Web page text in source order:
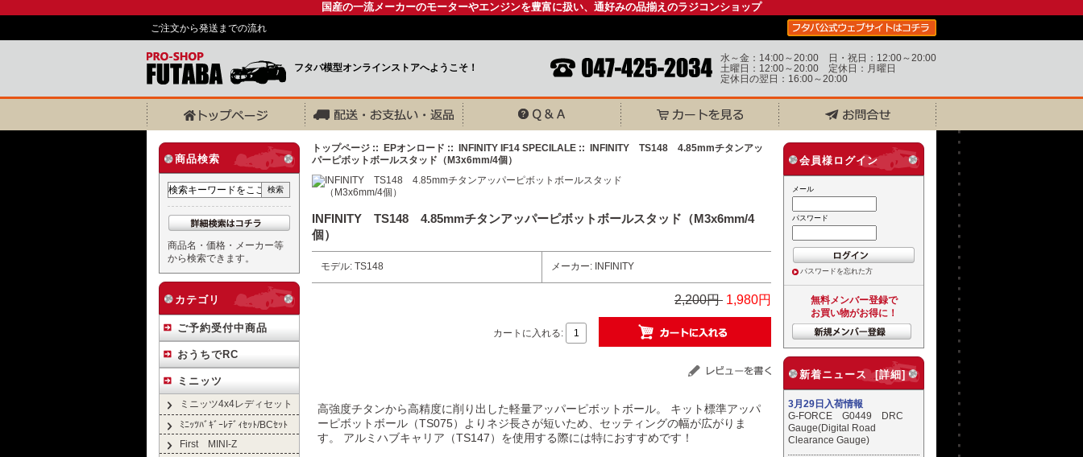
国産の一流メーカーのモーターやエンジンを豊富に扱い、通好みの品揃えのラジコンショップ
ご注文から発送までの流れ
フタバ模型オンラインストアへようこそ！
水～金：14:00～20:00 日・祝日：12:00～20:00
土曜日：12:00～20:00 定休日：月曜日
定休日の翌日：16:00～20:00
商品検索
商品名・価格・メーカー等
から検索できます。
カテゴリ
ご予約受付中商品
おうちでRC
ミニッツ
ミニッツ4x4レディセット
ﾐﾆｯﾂﾊﾞｷﾞｰﾚﾃﾞｨｾｯﾄ/BCｾｯﾄ
First MINI-Z
トップページ :: EPオンロード :: INFINITY IF14 SPECILALE :: INFINITY TS148 4.85mmチタンアッ
パーピボットボールスタッド（M3x6mm/4個）
INFINITY TS148 4.85mmチタンアッパーピボットボールスタッド（M3x6mm/4
個）
モデル: TS148 メーカー: INFINITY
2,200円 1,980円
カートに入れる:
高強度チタンから高精度に削り出した軽量アッパーピボットボール。 キット標準アッパ
ーピボットボール（TS075）よりネジ長さが短いため、セッティングの幅が広がりま
す。 アルミハブキャリア（TS147）を使用する際には特におすすめです！
会員様ログイン
メール
パスワード
パスワードを忘れた方
無料メンバー登録で
お買い物がお得に！
新着ニュース [詳細]
3月29日入荷情報
G-FORCE G0449 DRC
Gauge(Digital Road
Clearance Gauge)